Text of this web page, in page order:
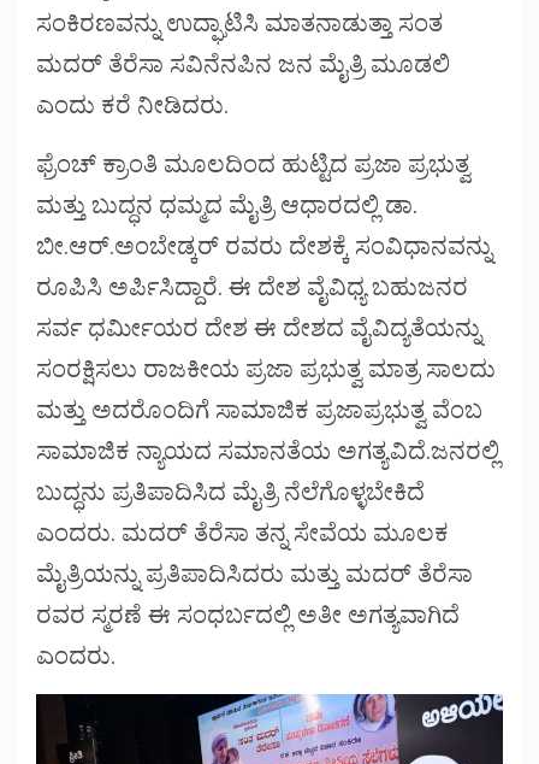
ಸಂಕಿರಣವನ್ನು ಉದ್ಘಾಟಿಸಿ ಮಾತನಾಡುತ್ತಾ ಸಂತ
ಮದರ್ ತೆರೆಸಾ ಸವಿನೆನಪಿನ ಜನ ಮೈತ್ರಿ ಮೂಡಲಿ
ಎಂದು ಕರೆ ನೀಡಿದರು.
ಫ್ರೆಂಚ್ ಕ್ರಾಂತಿ ಮೂಲದಿಂದ ಹುಟ್ಟಿದ ಪ್ರಜಾ ಪ್ರಭುತ್ವ
ಮತ್ತು ಬುದ್ಧನ ಧಮ್ಮದ ಮೈತ್ರಿ ಆಧಾರದಲ್ಲಿ ಡಾ.
ಬೀ.ಆರ್.ಅಂಬೇಡ್ಕರ್ ರವರು ದೇಶಕ್ಕೆ ಸಂವಿಧಾನವನ್ನು
ರೂಪಿಸಿ ಅರ್ಪಿಸಿದ್ದಾರೆ. ಈ ದೇಶ ವೈವಿಧ್ಯ ಬಹುಜನರ
ಸರ್ವ ಧರ್ಮೀಯರ ದೇಶ ಈ ದೇಶದ ವೈವಿದ್ಯತೆಯನ್ನು
ಸಂರಕ್ಷಿಸಲು ರಾಜಕೀಯ ಪ್ರಜಾ ಪ್ರಭುತ್ವ ಮಾತ್ರ ಸಾಲದು
ಮತ್ತು ಅದರೊಂದಿಗೆ ಸಾಮಾಜಿಕ ಪ್ರಜಾಪ್ರಭುತ್ವ ವೆಂಬ
ಸಾಮಾಜಿಕ ನ್ಯಾಯದ ಸಮಾನತೆಯ ಅಗತ್ಯವಿದೆ.ಜನರಲ್ಲಿ
ಬುದ್ಧನು ಪ್ರತಿಪಾದಿಸಿದ ಮೈತ್ರಿ ನೆಲೆಗೊಳ್ಳಬೇಕಿದೆ
ಎಂದರು. ಮದರ್ ತೆರೆಸಾ ತನ್ನ ಸೇವೆಯ ಮೂಲಕ
ಮೈತ್ರಿಯನ್ನು ಪ್ರತಿಪಾದಿಸಿದರು ಮತ್ತು ಮದರ್ ತೆರೆಸಾ
ರವರ ಸ್ಮರಣೆ ಈ ಸಂಧರ್ಬದಲ್ಲಿ ಅತೀ ಅಗತ್ಯವಾಗಿದೆ
ಎಂದರು.